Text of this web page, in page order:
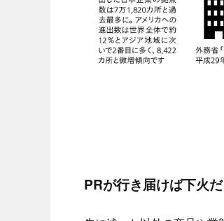
PRが行き届けば下火